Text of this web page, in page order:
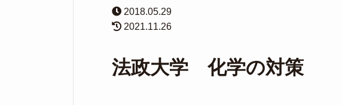
2018.05.29
2021.11.26
法政大学 化学の対策